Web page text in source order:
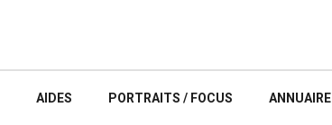
AIDES PORTRAITS / FOCUS ANNUAIRE